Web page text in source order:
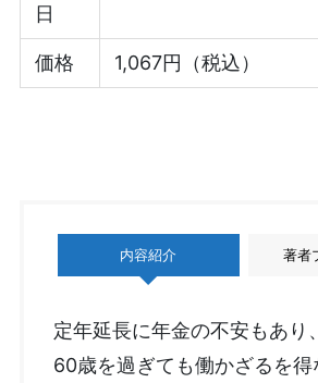
日
価格 1,067円（税込）
内容紹介 著者
定年延長に年金の不安もあり
60歳を過ぎても働かざるを得